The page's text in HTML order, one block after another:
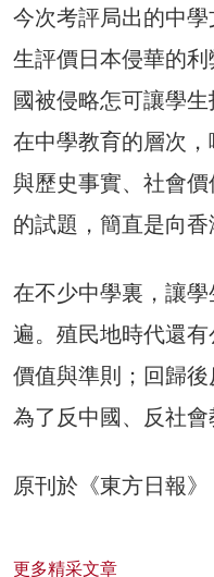
今次考評局出的中
生評價日本侵華的
國被侵略怎可讓學生
在中學教育的層次，
與歷史事實、社會
的試題，簡直是向香
在不少中學裏，讓
遍。殖民地時代還
價值與準則；回歸
為了反中國、反社會
原刊於《東方日報》
更多精采文章